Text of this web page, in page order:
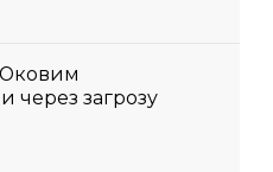
через загрозу